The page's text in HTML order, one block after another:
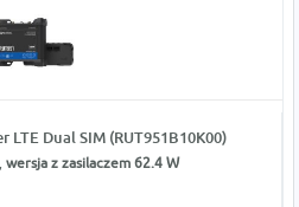
Dual SIM (RUT951B10K00)
wersja z zasilaczem 62.4 W